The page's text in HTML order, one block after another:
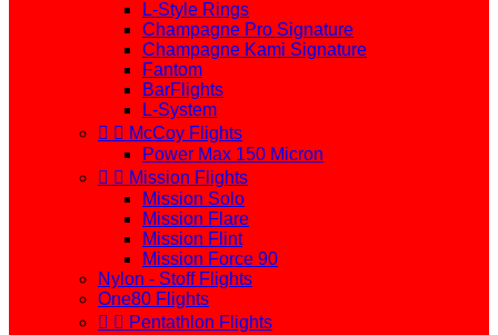
L-Style Rings
Champagne Pro Signature
Champagne Kami Signature
Fantom
BarFlights
L-System
  McCoy Flights
Power Max 150 Micron
  Mission Flights
Mission Solo
Mission Flare
Mission Flint
Mission Force 90
Nylon - Stoff Flights
One80 Flights
  Pentathlon Flights